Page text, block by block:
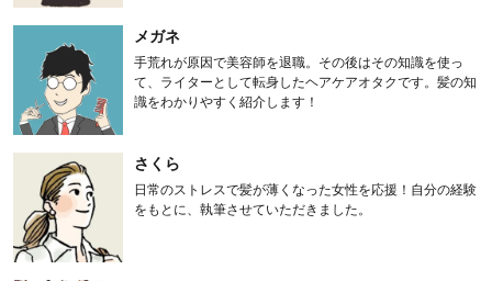
メガネ
手荒れが原因で美容師を退職。その後はその知識を使っ
て、ライターとして転身したヘアケアオタクです。髪の知
識をわかりやすく紹介します！
さくら
日常のストレスで髪が薄くなった女性を応援！自分の経験
をもとに、執筆させていただきました。